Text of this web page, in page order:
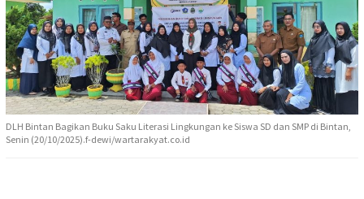
DLH Bintan Bagikan Buku Saku Literasi Lingkungan ke Siswa SD dan SMP di Bintan,
Senin (20/10/2025).f-dewi/wartarakyat.co.id